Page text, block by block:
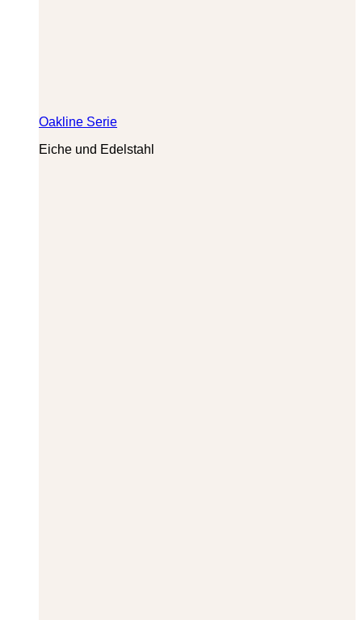
Oakline Serie
Eiche und Edelstahl